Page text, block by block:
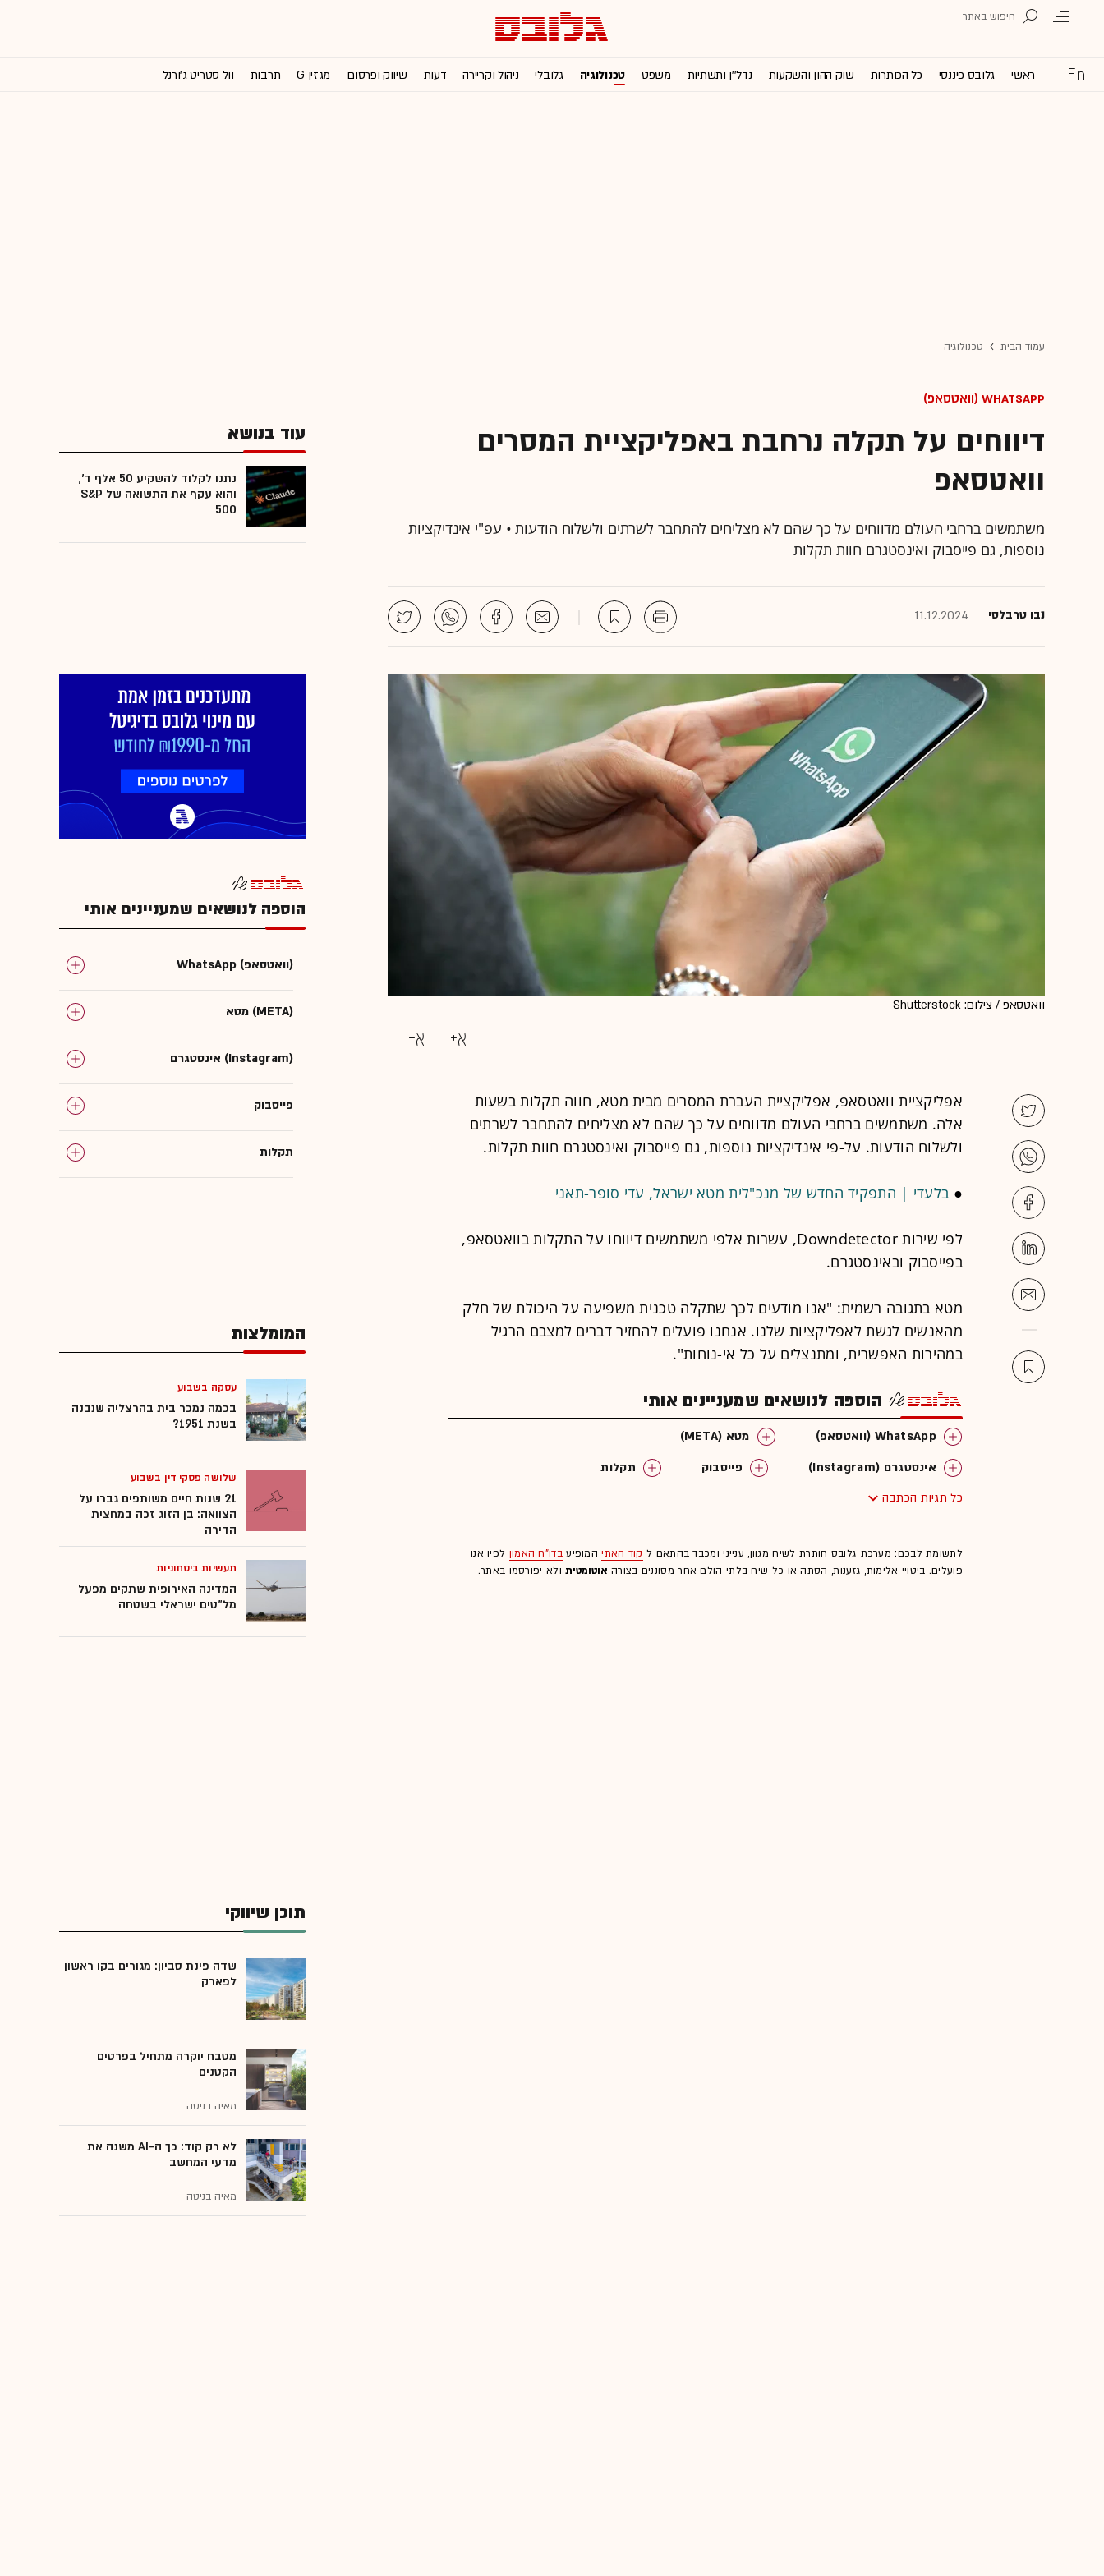
ראשי גלובס פיננסי כל הכותרות שוק ההון והשקעות נדל''ן ותשתיות משפט טכנולוגיה גלובלי ניהול וקריירה דעות שיווק ופרסום מגזין G תרבות וול סטריט ג'ורנל
עמוד הבית טכנולוגיה
WhatsApp (וואטסאפ)
דיווחים על תקלה נרחבת באפליקציית המסרים
וואטסאפ
משתמשים ברחבי העולם מדווחים על כך שהם לא מצליחים להתחבר לשרתים ולשלוח הודעות • עפ"י אינדיקציות
נוספות, גם פייסבוק ואינסטגרם חוות תקלות
נבו טרבלסי 11.12.2024
וואטסאפ / צילום: Shutterstock
אפליקציית וואטסאפ, אפליקציית העברת המסרים מבית מטא, חווה תקלות בשעות
אלה. משתמשים ברחבי העולם מדווחים על כך שהם לא מצליחים להתחבר לשרתים
ולשלוח הודעות. על-פי אינדיקציות נוספות, גם פייסבוק ואינסטגרם חוות תקלות.
● בלעדי | התפקיד החדש של מנכ"לית מטא ישראל, עדי סופר-תאני
לפי שירות Downdetector, עשרות אלפי משתמשים דיווחו על התקלות בוואטסאפ,
בפייסבוק ובאינסטגרם.
מטא בתגובה רשמית: "אנו מודעים לכך שתקלה טכנית משפיעה על היכולת של חלק
מהאנשים לגשת לאפליקציות שלנו. אנחנו פועלים להחזיר דברים למצבם הרגיל
במהירות האפשרית, ומתנצלים על כל אי-נוחות".
הוספה לנושאים שמעניינים אותי
WhatsApp (וואטסאפ)
מטא (META)
אינסטגרם (Instagram)
פייסבוק
תקלות
אפליקציות
כל תגיות הכתבה
לתשומת לבכם: מערכת גלובס חותרת לשיח מגוון, ענייני ומכבד בהתאם ל קוד האתיהמופיעבדו"ח האמון לפיו אנו
פועלים. ביטויי אלימות, גזענות, הסתה או כל שיח בלתי הולם אחר מסוננים בצורה אוטומטיתולא יפורסמו באתר.
עוד בנושא
נתנו לקלוד להשקיע 50 אלף ד',
והוא עקף את התשואה של S&P
500
הוספה לנושאים שמעניינים אותי
WhatsApp (וואטסאפ)
מטא (META)
אינסטגרם (Instagram)
פייסבוק
תקלות
המומלצות
עסקה בשבוע
בכמה נמכר בית בהרצליה שנבנה
בשנת 1951?
שלושה פסקי דין בשבוע
21 שנות חיים משותפים גברו על
הצוואה: בן הזוג זכה במחצית
הדירה
תעשיות ביטחוניות
המדינה האירופית שתקים מפעל
מל"טים ישראלי בשטחה
תוכן שיווקי
שדה פינת סביון: מגורים בקו ראשון
לפארק
מטבח יוקרה מתחיל בפרטים
הקטנים
מאיה בניטה
לא רק קוד: כך ה-AI משנה את
מדעי המחשב
מאיה בניטה